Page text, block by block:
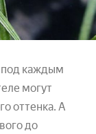
под каждым
могут
оттенка. А
до